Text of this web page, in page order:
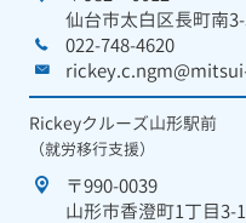
仙台市太白区長町南
022-748-4620
Rickeyクルーズ山形駅前
（就労移行支援）
〒990-0039
山形市香澄町1丁目3-